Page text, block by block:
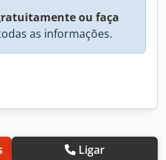
ou faça
as informações.
Ligar